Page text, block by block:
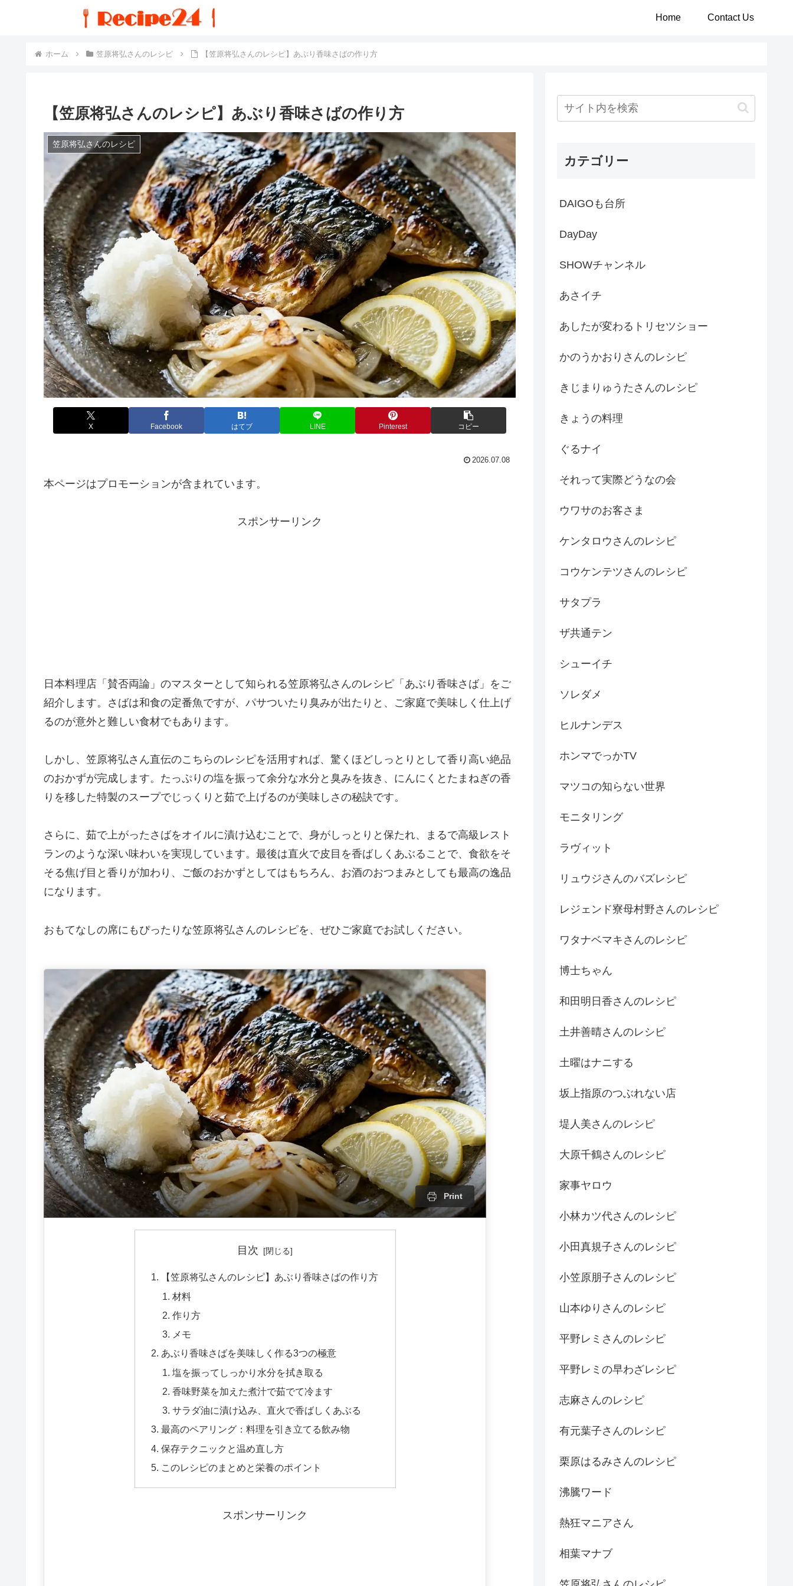
Home Contact Us
ホーム 笠原将弘さんのレシピ 【笠原将弘さんのレシピ】あぶり香味さばの作り方
【笠原将弘さんのレシピ】あぶり香味さばの作り方
笠原将弘さんのレシピ
X Facebook はてブ LINE Pinterest コピー
2026.07.08
本ページはプロモーションが含まれています。
スポンサーリンク
日本料理店「賛否両論」のマスターとして知られる笠原将弘さんのレシピ「あぶり香味さば」をご
紹介します。さばは和食の定番魚ですが、パサついたり臭みが出たりと、ご家庭で美味しく仕上げ
るのが意外と難しい食材でもあります。
しかし、笠原将弘さん直伝のこちらのレシピを活用すれば、驚くほどしっとりとして香り高い絶品
のおかずが完成します。たっぷりの塩を振って余分な水分と臭みを抜き、にんにくとたまねぎの香
りを移した特製のスープでじっくりと茹で上げるのが美味しさの秘訣です。
さらに、茹で上がったさばをオイルに漬け込むことで、身がしっとりと保たれ、まるで高級レスト
ランのような深い味わいを実現しています。最後は直火で皮目を香ばしくあぶることで、食欲をそ
そる焦げ目と香りが加わり、ご飯のおかずとしてはもちろん、お酒のおつまみとしても最高の逸品
になります。
おもてなしの席にもぴったりな笠原将弘さんのレシピを、ぜひご家庭でお試しください。
Print
目次
【笠原将弘さんのレシピ】あぶり香味さばの作り方
材料
作り方
メモ
あぶり香味さばを美味しく作る3つの極意
塩を振ってしっかり水分を拭き取る
香味野菜を加えた煮汁で茹でて冷ます
サラダ油に漬け込み、直火で香ばしくあぶる
最高のペアリング：料理を引き立てる飲み物
保存テクニックと温め直し方
このレシピのまとめと栄養のポイント
スポンサーリンク
カテゴリー
DAIGOも台所
DayDay
SHOWチャンネル
あさイチ
あしたが変わるトリセツショー
かのうかおりさんのレシピ
きじまりゅうたさんのレシピ
きょうの料理
ぐるナイ
それって実際どうなの会
ウワサのお客さま
ケンタロウさんのレシピ
コウケンテツさんのレシピ
サタプラ
ザ共通テン
シューイチ
ソレダメ
ヒルナンデス
ホンマでっかTV
マツコの知らない世界
モニタリング
ラヴィット
リュウジさんのバズレシピ
レジェンド寮母村野さんのレシピ
ワタナベマキさんのレシピ
博士ちゃん
和田明日香さんのレシピ
土井善晴さんのレシピ
土曜はナニする
坂上指原のつぶれない店
堤人美さんのレシピ
大原千鶴さんのレシピ
家事ヤロウ
小林カツ代さんのレシピ
小田真規子さんのレシピ
小笠原朋子さんのレシピ
山本ゆりさんのレシピ
平野レミさんのレシピ
平野レミの早わざレシピ
志麻さんのレシピ
有元葉子さんのレシピ
栗原はるみさんのレシピ
沸騰ワード
熱狂マニアさん
相葉マナブ